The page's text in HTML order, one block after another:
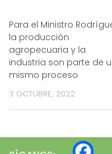
Para el Ministro
la producción
agropecuaria y la
industria son parte de
mismo proceso
3 OCTUBRE, 2022